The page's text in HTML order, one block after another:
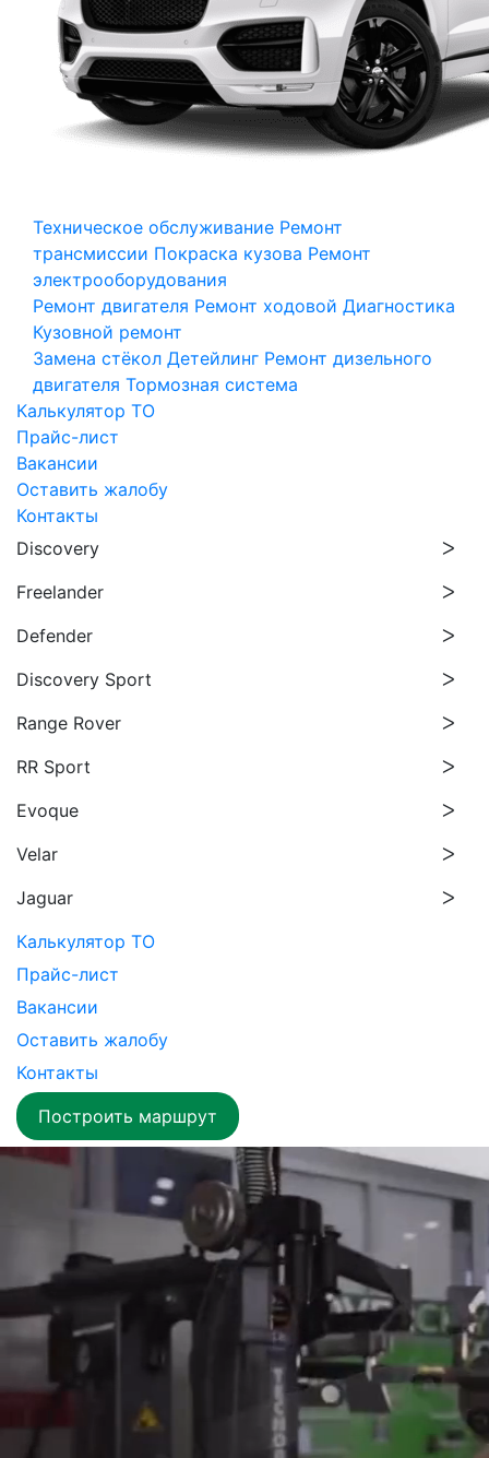
Техническое обслуживание Ремонт
трансмиссии Покраска кузова Ремонт
электрооборудования
Ремонт двигателя Ремонт ходовой Диагностика
Кузовной ремонт
Замена стёкол Детейлинг Ремонт дизельного
двигателя Тормозная система
Калькулятор ТО
Прайс-лист
Вакансии
Оставить жалобу
Контакты
Discovery
Freelander
Defender
Discovery Sport
Range Rover
RR Sport
Evoque
Velar
Jaguar
Калькулятор ТО
Прайс-лист
Вакансии
Оставить жалобу
Контакты
Построить маршрут